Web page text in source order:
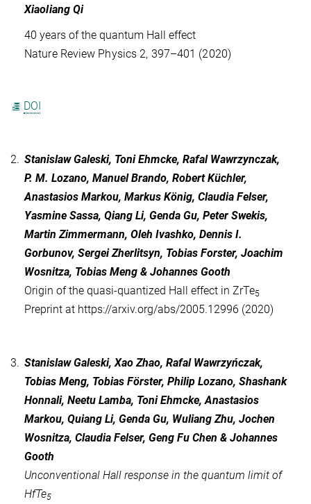
Xiaoliang Qi
40 years of the quantum Hall effect
Nature Review Physics 2, 397–401 (2020)
DOI
2. Stanislaw Galeski, Toni Ehmcke, Rafal Wawrzynczak,
P. M. Lozano, Manuel Brando, Robert Küchler,
Anastasios Markou, Markus König, Claudia Felser,
Yasmine Sassa, Qiang Li, Genda Gu, Peter Swekis,
Martin Zimmermann, Oleh Ivashko, Dennis I.
Gorbunov, Sergei Zherlitsyn, Tobias Forster, Joachim
Wosnitza, Tobias Meng & Johannes Gooth
Origin of the quasi-quantized Hall effect in ZrTe5
Preprint at https://arxiv.org/abs/2005.12996 (2020)
3. Stanislaw Galeski, Xao Zhao, Rafal Wawrzyńczak,
Tobias Meng, Tobias Förster, Philip Lozano, Shashank
Honnali, Neetu Lamba, Toni Ehmcke, Anastasios
Markou, Quiang Li, Genda Gu, Wuliang Zhu, Jochen
Wosnitza, Claudia Felser, Geng Fu Chen & Johannes
Gooth
Unconventional Hall response in the quantum limit of
HfTe5